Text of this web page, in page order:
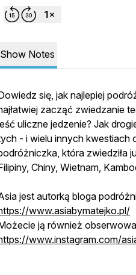
Show Notes
się, jak najlepiej
zacząć zwiedzanie
uliczne jedzenie? Jak
- i wielu innych kwestiach
która zwiedziła
Chiny, Wietnam,
jest autorką bloga
www.asiabymatejko.pl/
ją również
www.instagram.com/